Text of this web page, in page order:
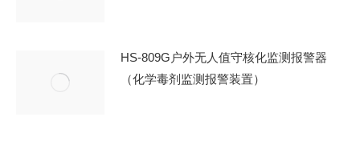
HS-809G户外无人值守核化监测报警器
（化学毒剂监测报警装置）